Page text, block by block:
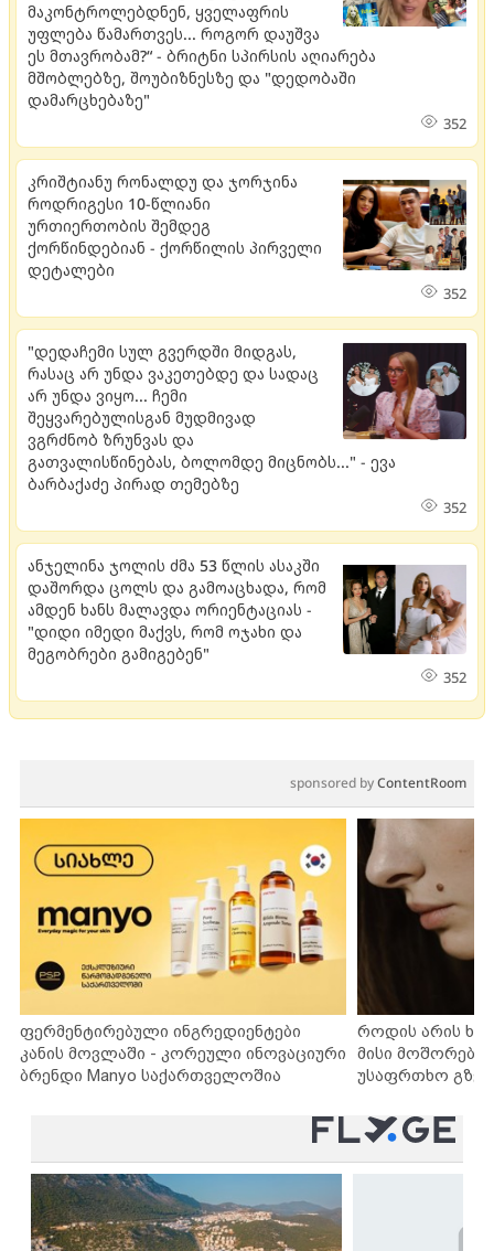
მაკონტროლებდნენ, ყველაფრის
უფლება წამართვეს... როგორ დაუშვა
ეს მთავრობამ?“ - ბრიტნი სპირსის აღიარება
მშობლებზე, შოუბიზნესზე და "დედობაში
დამარცხებაზე"
352
კრიშტიანუ რონალდუ და ჯორჯინა
როდრიგესი 10-წლიანი
ურთიერთობის შემდეგ
ქორწინდებიან - ქორწილის პირველი
დეტალები
352
"დედაჩემი სულ გვერდში მიდგას,
რასაც არ უნდა ვაკეთებდე და სადაც
არ უნდა ვიყო... ჩემი
შეყვარებულისგან მუდმივად
ვგრძნობ ზრუნვას და
გათვალისწინებას, ბოლომდე მიცნობს..." - ევა
ბარბაქაძე პირად თემებზე
352
ანჯელინა ჯოლის ძმა 53 წლის ასაკში
დაშორდა ცოლს და გამოაცხადა, რომ
ამდენ ხანს მალავდა ორიენტაციას -
"დიდი იმედი მაქვს, რომ ოჯახი და
მეგობრები გამიგებენ"
352
sponsored byContentRoom
ფერმენტირებული ინგრედიენტები
კანის მოვლაში - კორეული ინოვაციური
ბრენდი Manyo საქართველოშია
როდის არის
მისი
უსაფრთხო